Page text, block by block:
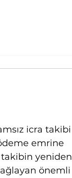
icra takibi
emrine
yeniden
önemli